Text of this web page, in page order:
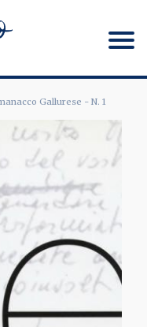
Gallurese - N. 1